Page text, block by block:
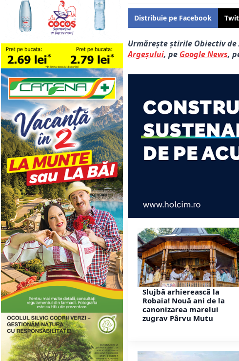
Distribuie pe Facebook
Urmărește știrile Obiectiv de
Argeșului, pe Google News,
Slujbă arhierească la
Robaia! Nouă ani de la
canonizarea marelui
zugrav Pârvu Mutu